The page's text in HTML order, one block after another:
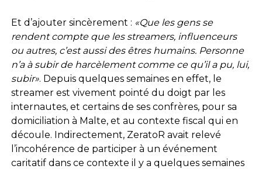
Et d’ajouter sincèrement : «Que les gens se
rendent compte que les streamers, influenceurs
ou autres, c’est aussi des êtres humains. Personne
n’a à subir de harcèlement comme ce qu’il a pu, lui,
subir». Depuis quelques semaines en effet, le
streamer est vivement pointé du doigt par les
internautes, et certains de ses confrères, pour sa
domiciliation à Malte, et au contexte fiscal qui en
découle. Indirectement, ZeratoR avait relevé
l’incohérence de participer à un événement
caritatif dans ce contexte il y a quelques semaines